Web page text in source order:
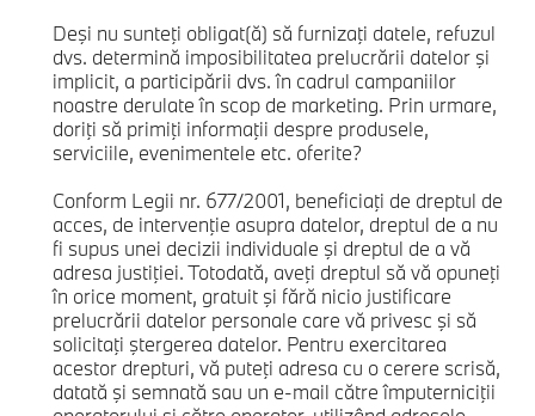
Deşi nu sunteţi obligat(ă) să furnizaţi datele, refuzul
dvs. determină imposibilitatea prelucrării datelor şi
implicit, a participării dvs. în cadrul campaniilor
noastre derulate în scop de marketing. Prin urmare,
doriţi să primiţi informaţii despre produsele,
serviciile, evenimentele etc. oferite?
Conform Legii nr. 677/2001, beneficiaţi de dreptul de
acces, de intervenţie asupra datelor, dreptul de a nu
fi supus unei decizii individuale şi dreptul de a vă
adresa justiţiei. Totodată, aveţi dreptul să vă opuneţi
în orice moment, gratuit şi fără nicio justificare
prelucrării datelor personale care vă privesc şi să
solicitaţi ştergerea datelor. Pentru exercitarea
acestor drepturi, vă puteţi adresa cu o cerere scrisă,
datată şi semnată sau un e-mail către împuterniciţii